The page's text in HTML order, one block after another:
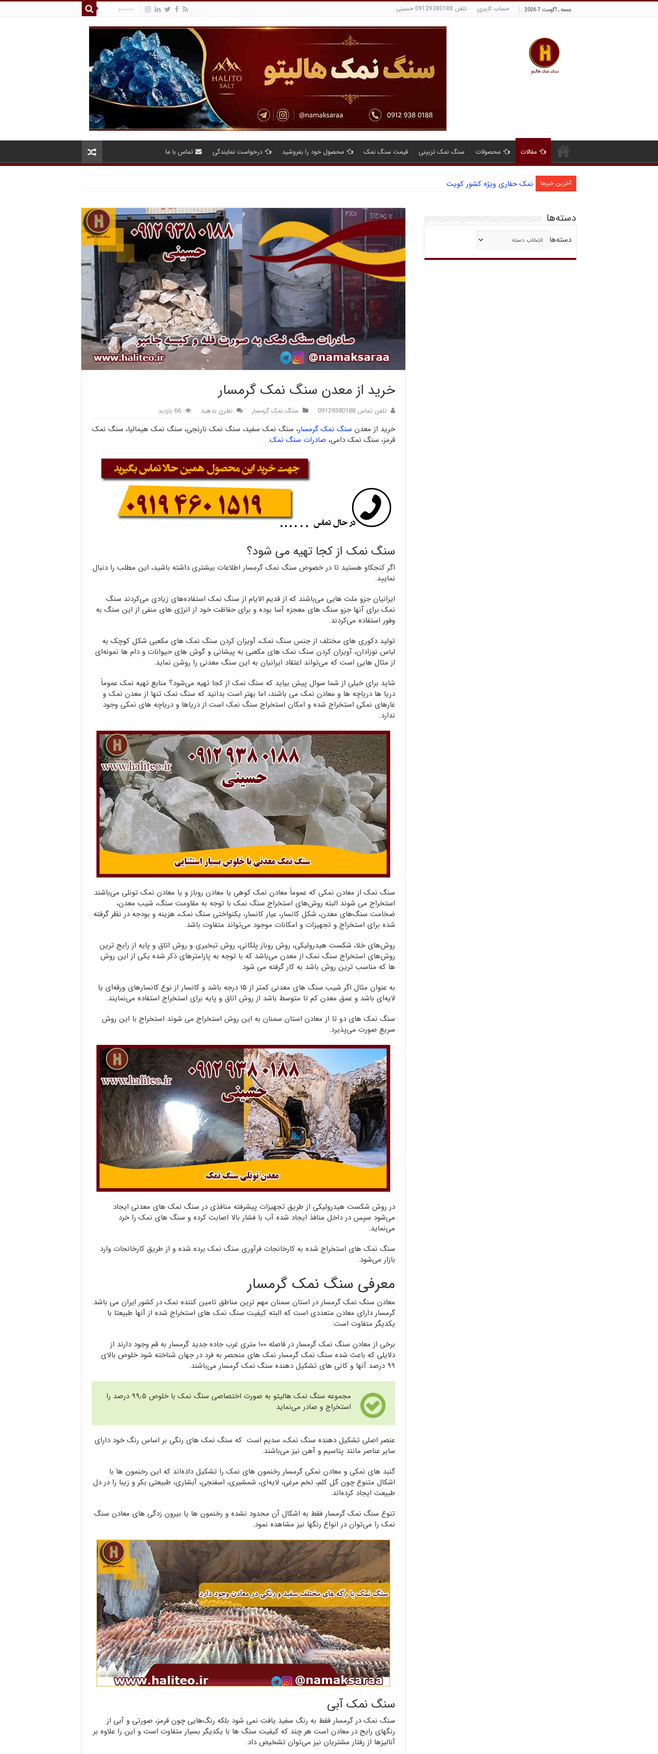
جمعه , آگوست 7 2026 حساب کاربری تلفن 09129380188 حسینی
مقالات محصولات سنگ نمک تزیینی قیمت سنگ نمک محصول خود را بفروشید درخواست نمایندگی تماس با ما
آخرین خبرها آشنایی با نمک دانه شکری و مزایای صادرات نمک صنعتی
خرید از معدن سنگ نمک گرمسار
تلفن تماس 09129380188 سنگ نمک گرمسار نظری بدهید 66 بازدید
خرید از معدن سنگ نمک گرمسار، سنگ نمک سفید، سنگ نمک نارنجی، سنگ نمک هیمالیا، سنگ نمک
قرمز، سنگ نمک دامی، صادرات سنگ نمک.
سنگ نمک از کجا تهیه می شود؟
اگر کنجکاو هستید تا در خصوص سنگ نمک گرمسار اطلاعات بیشتری داشته باشید، این مطلب را دنبال
نمایید.
ایرانیان جزو ملت هایی می‌باشند که از قدیم الایام از سنگ نمک استفاده‌های زیادی می‌کردند سنگ
نمک برای آنها جزو سنگ های معجزه آسا بوده و برای حفاظت خود از انرژی های منفی از این سنگ به
وفور استفاده می‌کردند.
تولید دکوری های مختلف از جنس سنگ نمک، آویزان کردن سنگ نمک های مکعبی شکل کوچک به
لباس نوزادان، آویزان کردن سنگ نمک های مکعبی به پیشانی و گوش های حیوانات و دام ها نمونه‌ای
از مثال هایی است که می‌تواند اعتقاد ایرانیان به این سنگ معدنی را روشن نماید.
شاید برای خیلی از شما سوال پیش بیاید که سنگ نمک از کجا تهیه می‌شود؟ منابع تهیه نمک عموماً
دریا ها دریاچه ها و معادن نمک می باشند، اما بهتر است بدانید که سنگ نمک تنها از معدن نمک و
غارهای نمکی استخراج شده و امکان استخراج سنگ نمک است از دریاها و دریاچه های نمکی وجود
ندارد.
سنگ نمک از معادن نمکی که عموماً معادن نمک کوهی یا معادن روباز و یا معادن نمک تونلی می‌باشند
استخراج می شوند البته روش‌های استخراج سنگ نمک با توجه به مقاومت سنگ، شیب معدن،
ضخامت سنگ‌های معدن، شکل کانسار، عیار کانسار، یکنواختی سنگ نمک، هزینه و بودجه در نظر گرفته
شده برای استخراج و تجهیزات و امکانات موجود می‌تواند متفاوت باشد.
روش‌های خلا، شکست هیدرولیکی، روش روباز پلکانی، روش تبخیری و روش اتاق و پایه از رایج ترین
روش‌های استخراج سنگ نمک از معدن می‌باشد که با توجه به پارامترهای ذکر شده یکی از این روش
ها که مناسب ترین روش باشد به کار گرفته می شود.
به عنوان مثال اگر شیب سنگ های معدنی کمتر از ۱۵ درجه باشد و کانسار از نوع کانسارهای ورقه‌ای یا
لایه‌ای باشد و عمق معدن کم تا متوسط باشد از روش اتاق و پایه برای استخراج استفاده می‌نمایند.
سنگ نمک های دو تا از معادن استان سمنان به این روش استخراج می شوند استخراج با این روش
سریع صورت می‌پذیرد.
در روش شکست هیدرولیکی از طریق تجهیزات پیشرفته منافذی در سنگ نمک های معدنی ایجاد
می‌شود سپس در داخل منافذ ایجاد شده آب با فشار بالا اصابت کرده و سنگ های نمک را خرد
می‌نماید.
سنگ نمک های استخراج شده به کارخانجات فرآوری سنگ نمک برده شده و از طریق کارخانجات وارد
بازار می‌شود.
معرفی سنگ نمک گرمسار
معادن سنگ نمک گرمسار در استان سمنان مهم ترین مناطق تامین کننده نمک در کشور ایران می باشد.
گرمسار دارای معادن متعددی است که البته کیفیت سنگ نمک های استخراج شده از آنها طبیعتا با
یکدیگر متفاوت است.
برخی از معادن سنگ نمک گرمسار در فاصله ۱۰۰ متری غرب جاده جدید گرمسار به قم وجود دارند از
دلایلی که باعث شده سنگ نمک گرمسار نمک های منحصر به فرد در جهان شناخته شود خلوص بالای
۹۹ درصد آنها و کانی های تشکیل دهنده سنگ نمک گرمسار می‌باشند.
مجموعه سنگ نمک هالیتو به صورت اختصاصی سنگ نمک با خلوص ۹۹٫۵ درصد را
استخراج و صادر می‌نماید
عنصر اصلی تشکیل دهنده سنگ نمک، سدیم است که سنگ نمک های رنگی بر اساس رنگ خود دارای
سایر عناصر مانند پتاسیم و آهن نیز می‌باشند.
گنبد های نمکی و معادن نمکی گرمسار رخنمون های نمک را تشکیل داده‌اند که این رخنمون ها با
اشکال متنوع چون گل کلم، تخم مرغی، لایه‌ای، شمشیری، اسفنجی، آبشاری، طبیعتی بکر و زیبا را در دل
طبیعت ایجاد کرده‌اند.
تنوع سنگ نمک گرمسار فقط به اشکال آن محدود نشده و رخنمون ها یا بیرون زدگی های معادن سنگ
نمک را می‌توان در انواع رنگها نیز مشاهده نمود.
سنگ نمک آبی
سنگ نمک در گرمسار فقط به رنگ سفید یافت نمی شود بلکه رنگ‌هایی چون قرمز، صورتی و آبی از
رنگهای رایج در معادن است هر چند که کیفیت سنگ ها با یکدیگر بسیار متفاوت است و این را علاوه بر
آنالیزها از رفتار مشتریان نیز می‌توان تشخیص داد.
دسته‌ها
دسته‌ها